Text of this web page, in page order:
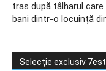
tras după tâlharul
bani dintr-o locuință
Selecție exclusiv 7est